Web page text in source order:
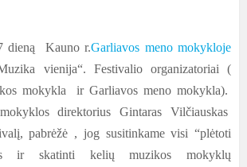
dieną Kauno r.Garliavos meno mokykloje
vienija“. Festivalio organizatoriai (
mokykla ir Garliavos meno mokykla).
direktorius Gintaras Vilčiauskas
pabrėžė , jog susitinkame visi “plėtoti
ir skatinti kelių muzikos mokyklų